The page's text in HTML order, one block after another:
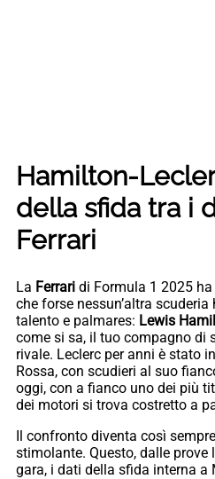
Hamilton-
della sfida tra i
Ferrari
La Ferrari di Formula 1 2025
che forse nessun’altra
talento e palmares: Lewis
come si sa, il tuo compagno di
rivale. Leclerc per anni è stato
Rossa, con scudieri al suo
oggi, con a fianco uno dei più
dei motori si trova costretto a
Il confronto diventa così
stimolante. Questo, dalle
gara, i dati della sfida interna a